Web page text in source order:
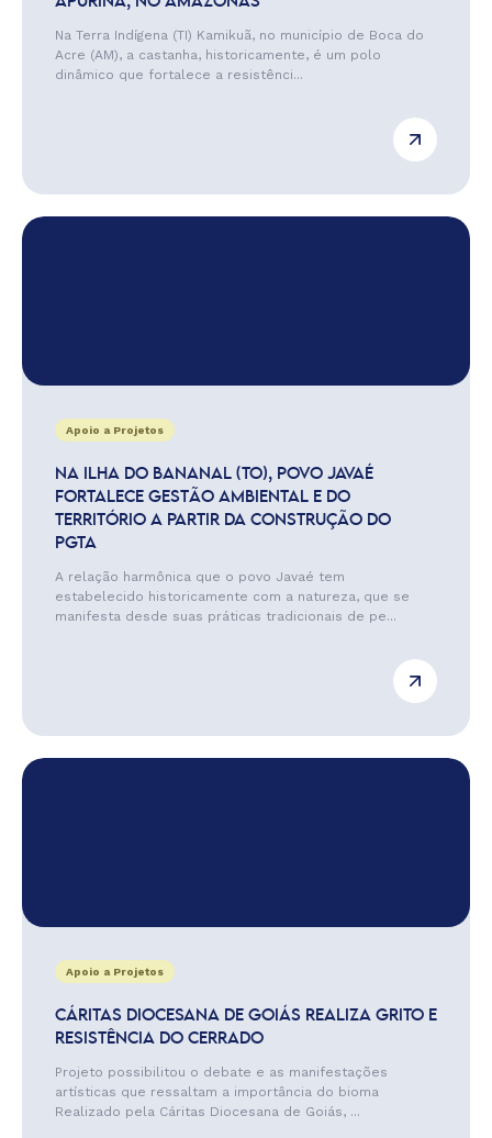
Na Terra Indígena (TI) Kamikuã, no município de Boca do
Acre (AM), a castanha, historicamente, é um polo
dinâmico que fortalece a resistênci...
Apoio a Projetos
NA ILHA DO BANANAL (TO), POVO JAVAÉ
FORTALECE GESTÃO AMBIENTAL E DO
TERRITÓRIO A PARTIR DA CONSTRUÇÃO DO
PGTA
A relação harmônica que o povo Javaé tem
estabelecido historicamente com a natureza, que se
manifesta desde suas práticas tradicionais de pe...
Apoio a Projetos
CÁRITAS DIOCESANA DE GOIÁS REALIZA GRITO E
RESISTÊNCIA DO CERRADO
Projeto possibilitou o debate e as manifestações
artísticas que ressaltam a importância do bioma
Realizado pela Cáritas Diocesana de Goiás, ...